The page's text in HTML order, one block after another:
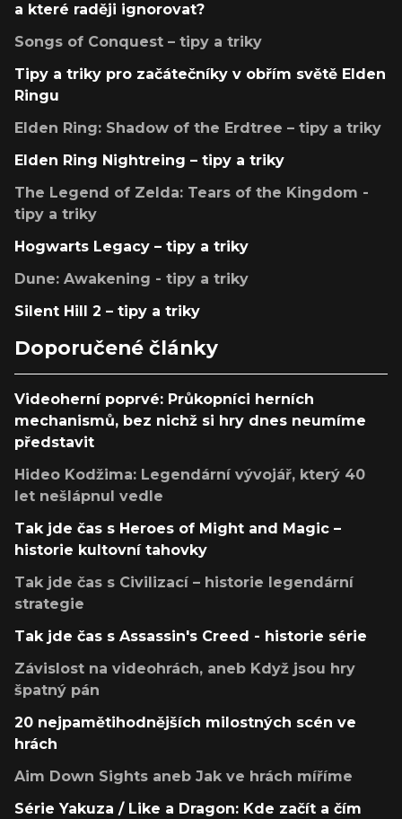
a které raději ignorovat?
Songs of Conquest – tipy a triky
Tipy a triky pro začátečníky v obřím světě Elden
Ringu
Elden Ring: Shadow of the Erdtree – tipy a triky
Elden Ring Nightreing – tipy a triky
The Legend of Zelda: Tears of the Kingdom -
tipy a triky
Hogwarts Legacy – tipy a triky
Dune: Awakening - tipy a triky
Silent Hill 2 – tipy a triky
Doporučené články
Videoherní poprvé: Průkopníci herních
mechanismů, bez nichž si hry dnes neumíme
představit
Hideo Kodžima: Legendární vývojář, který 40
let nešlápnul vedle
Tak jde čas s Heroes of Might and Magic –
historie kultovní tahovky
Tak jde čas s Civilizací – historie legendární
strategie
Tak jde čas s Assassin's Creed - historie série
Závislost na videohrách, aneb Když jsou hry
špatný pán
20 nejpamětihodnějších milostných scén ve
hrách
Aim Down Sights aneb Jak ve hrách míříme
Série Yakuza / Like a Dragon: Kde začít a čím